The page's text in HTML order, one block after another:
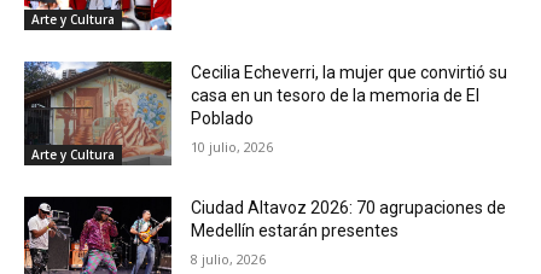
Arte y Cultura
Arte y Cultura
Cecilia Echeverri, la mujer que convirtió su
casa en un tesoro de la memoria de El
Poblado
10 julio, 2026
Ciudad Altavoz 2026: 70 agrupaciones de
Medellín estarán presentes
8 julio, 2026